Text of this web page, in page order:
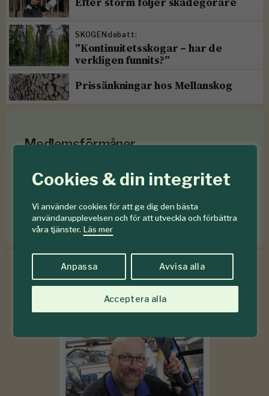
Cookies & din integritet
Vi använder cookies för att ge dig den bästa
användarupplevelsen och för att utveckla och förbättra
våra tjänster. Läs mer
Anpassa Avvisa alla
Acceptera alla
SKOGENdebatt:
”Kontinuitetsskogar – har de
verkligen funnits?”
Prissänkningar hos Mellanskog
Medlemsförmåner
Som medlem i Föreningen Skogen
får du en rad
medlemsförmånerför mindre än en krona om
Förmåner för dig som är medlem
2026